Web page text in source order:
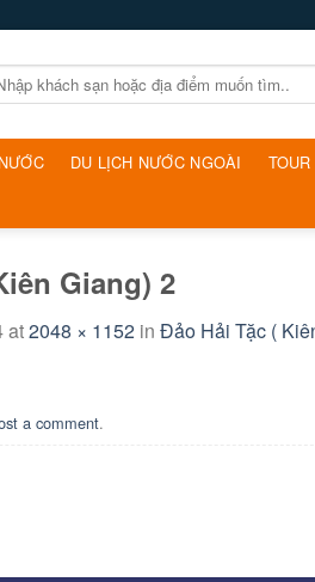
DU LỊCH NƯỚC NGOÀI
Giang) 2
at2048 × 1152 in Đảo Hải Tặc (
a comment.